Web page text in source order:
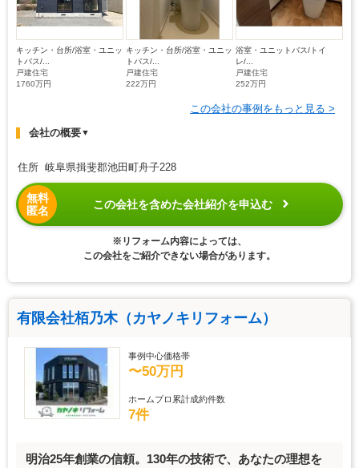
キッチン・台所/浴室・ユニッ
トバス/...
戸建住宅
1760万円
キッチン・台所/浴室・ユニッ
トバス/...
戸建住宅
222万円
浴室・ユニットバス/トイ
レ/...
戸建住宅
252万円
この会社の事例をもっと見る >
会社の概要▼
住所 岐阜県揖斐郡池田町舟子228
無料
匿名
この会社を含めた会社紹介を申込む
※リフォーム内容によっては、
この会社をご紹介できない場合があります。
有限会社栢乃木（カヤノキリフォーム）
事例中心価格帯
〜50万円
ホームプロ累計成約件数
7件
明治25年創業の信頼。130年の技術で、あなたの理想を